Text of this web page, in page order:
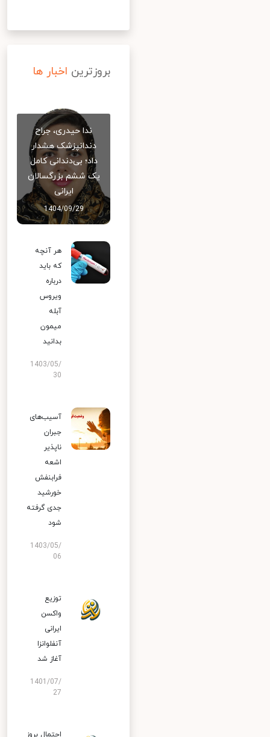
بروزترین اخبار ها
ندا حیدری، جراح
دندانپزشک هشدار
داد؛ بی‌دندانی کامل
یک ششم بزرگسالان
ایرانی
1404/09/29
هر آنچه
که باید
درباره
ویروس
آبله
میمون
بدانید
1403/05/
30
آسیب‌های
جبران
ناپذیر
اشعه
فرابنفش
خورشید
جدی گرفته
شود
1403/05/
06
توزیع
واکسن
ایرانی
آنفلوانزا
آغاز شد
1401/07/
27
احتمال بروز